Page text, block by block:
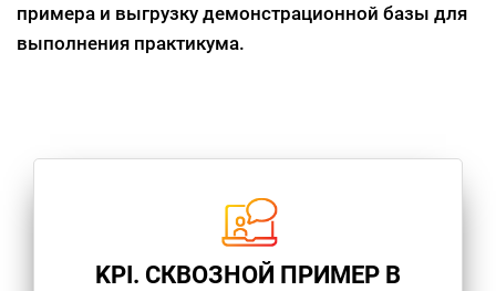
примера и выгрузку демонстрационной базы для
выполнения практикума.
KPI. СКВОЗНОЙ ПРИМЕР В